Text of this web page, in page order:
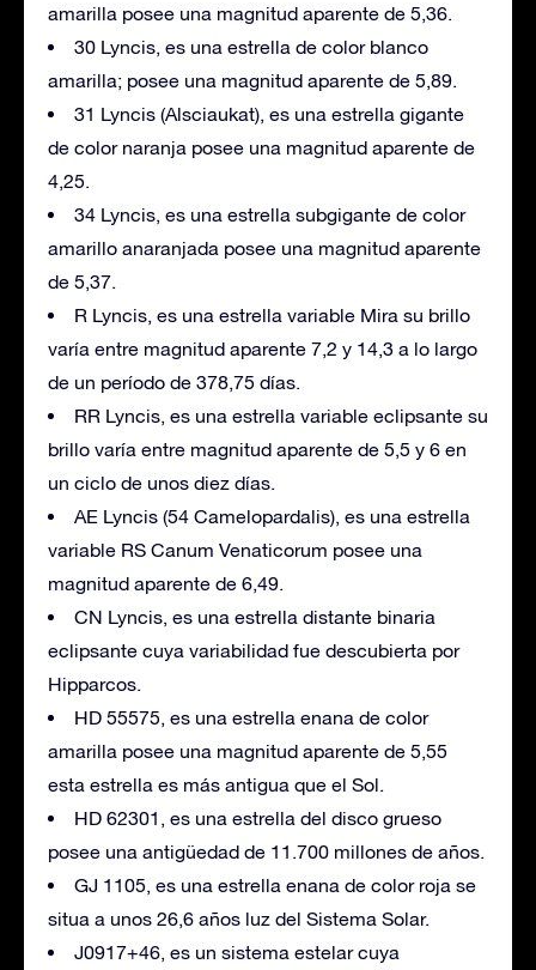
amarilla posee una magnitud aparente de 5,36.
30 Lyncis, es una estrella de color blanco
amarilla; posee una magnitud aparente de 5,89.
31 Lyncis (Alsciaukat), es una estrella gigante
de color naranja posee una magnitud aparente de
4,25.
34 Lyncis, es una estrella subgigante de color
amarillo anaranjada posee una magnitud aparente
de 5,37.
R Lyncis, es una estrella variable Mira su brillo
varía entre magnitud aparente 7,2 y 14,3 a lo largo
de un período de 378,75 días.
RR Lyncis, es una estrella variable eclipsante su
brillo varía entre magnitud aparente de 5,5 y 6 en
un ciclo de unos diez días.
AE Lyncis (54 Camelopardalis), es una estrella
variable RS Canum Venaticorum posee una
magnitud aparente de 6,49.
CN Lyncis, es una estrella distante binaria
eclipsante cuya variabilidad fue descubierta por
Hipparcos.
HD 55575, es una estrella enana de color
amarilla posee una magnitud aparente de 5,55
esta estrella es más antigua que el Sol.
HD 62301, es una estrella del disco grueso
posee una antigüedad de 11.700 millones de años.
GJ 1105, es una estrella enana de color roja se
situa a unos 26,6 años luz del Sistema Solar.
J0917+46, es un sistema estelar cuya